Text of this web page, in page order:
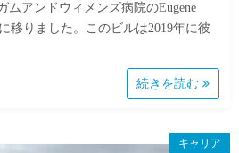
ムアンドウィメンズ病院のEugene
に移りました。このビルは2019年に彼
続きを読む
キャリア